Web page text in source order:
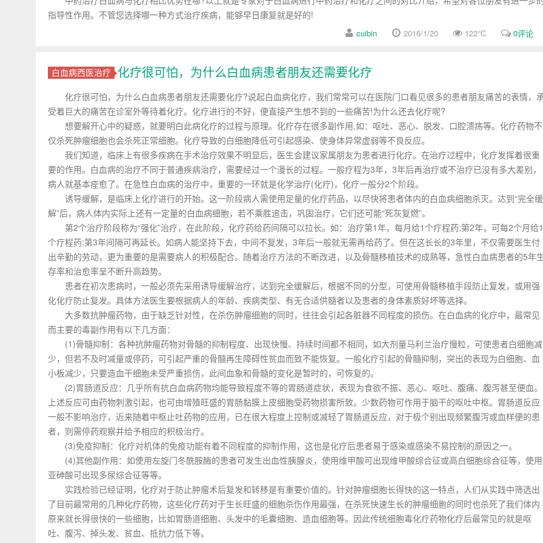
指导性作用。不管您选择哪一种方式治疗疾病，能够早日康复就是好的!
cuibin 2016/1/20 122℃ 0评论
白血病西医治疗 化疗很可怕，为什么白血病患者朋友还需要化疗
化疗很可怕，为什么白血病患者朋友还需要化疗?说起白血病化疗，我们常常可以在医院门口看见很多的患者朋友痛苦的表情，
受着巨大的痛苦在诊室外等待着化疗。化疗进行的不好，便直接产生想不到的一些痛苦!为什么还去化疗呢?
想要解开心中的疑惑，就要明白此病化疗的过程与原理。化疗存在很多副作用,如：呕吐、恶心、脱发、口腔溃疡等。化疗药物不
仅杀死肿瘤细胞也会杀死正常细胞。化疗导致的白细胞降低可引起感染、使身体异常虚弱等不良反应。
我们知道，临床上有很多疾病在手术治疗效果不明显后，医生会建议家属朋友为患者进行化疗。在治疗过程中，化疗发挥着很重
要的作用。白血病的治疗不同于普通疾病治疗，需要经过一个漫长的过程。一般疗程为3年，3年后再治疗或不治疗已没有多大差别，
病人就基本痊愈了。在急性白血病的治疗中，重要的一环就是化学治疗(化疗)，化疗一般分2个阶段。
诱导缓解，是临床上化疗进行的开始。这一阶段病人需使用足量的化疗药品，以尽快将患者体内的白血病细胞杀灭。达到“完全缓
解”后，病人体内实际上还有一定量的白血病细胞，若不乘胜追击，巩固治疗，它们还可能“死灰复燃”。
第2个治疗阶段称为“强化”治疗，在此阶段，化疗药给药间隔可以拉长。如：治疗第1年，每月给1个疗程药;第2年，可每2个月给1
个疗程药;第3年间隔可再延长。如病人能坚持下去，中间不复发，3年后一般就无需再给药了。但在这长长的3年里，不仅需要医生付
出辛勤的劳动，更为重要的是需要病人的积极配合。随着治疗方法的不断改进，以及骨髓移植技术的成熟等，急性白血病患者的5年
存率和治愈率呈不断升高趋势。
患者在初次患病时，一般必须先采用诱导缓解治疗，达到完全缓解后，根据不同的分型，可使用骨髓移植手段防止复发，或用强
化化疗防止复发。具体方法医生要根据病人的年龄、疾病类型、有无合适供髓者以及患者的身体素质好坏等选择。
大多数抗肿瘤药物，由于缺乏针对性，在杀伤肿瘤细胞的同时，往往会引起各脏器不同程度的损伤。在白血病的化疗中，最常见
而主要的毒副作用有以下几方面：
(1)骨髓抑制：各种抗肿瘤药物对骨髓的抑制程度、出现快慢、持续时间都不相同，如大剂量马利兰治疗慢粒，可使患者白细胞减
少，但若不及时减量或停药，可引起严重的骨髓再生障碍性贫血而致不能恢复。一般化疗引起的骨髓抑制，突出的表现为白细胞、血
小板减少，只要造血干细胞未受严重损伤，此间血象和骨髓的变化是暂时的，可恢复的。
(2)胃肠道反应：几乎所有抗白血病药物均能导致程度不等的胃肠道症状，表现为食欲不振、恶心、呕吐、腹痛、腹泻甚至便血。
上述反应可由药物刺激引起，也可由增殖旺盛的胃肠黏膜上皮细胞受药物损害所致。少数药物可作用于脑干的呕吐中枢。胃肠道反应
一般不影响治疗，近来随着中枢止吐药物的应用，已在很大程度上控制或减轻了胃肠道反应，对于极个别出现频繁腹泻或血样便的患
者，则需停药观察并给予相应的积极治疗。
(3)免疫抑制：化疗对机体的免疫功能有着不同程度的抑制作用，这也是化疗后患者易于感染或感染不易控制的原因之一。
(4)其他副作用：如使用左旋门冬酰胺酶的患者可发生出血性胰腺炎，使用维甲酸可出现维甲酸综合征或高白细胞综合征等，使用
亚砷酸可出现多尿综合征等等。
实践检验已经证明，化疗对于防止肿瘤术后复发和转移是有重要价值的。针对肿瘤细胞长得快的这一特点，人们从实践中筛选出
了目前最常用的几种化疗药物，这些化疗药对于生长旺盛的细胞杀伤作用最强，在杀死快速生长的肿瘤细胞的同时也杀死了我们体内
原来就长得很快的一些细胞，比如胃肠道细胞、头发中的毛囊细胞、造血细胞等。因此传统细胞毒化疗药物化疗后最常见的就是呕
吐、腹泻、掉头发、贫血、抵抗力低下等。